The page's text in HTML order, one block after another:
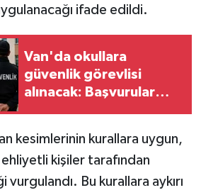
ifade edildi.
Van'da okullara
güvenlik görevlisi
alınacak: Başvurular
kesimlerinin kurallara uygun,
kişiler tarafından
vurgulandı. Bu kurallara aykırı